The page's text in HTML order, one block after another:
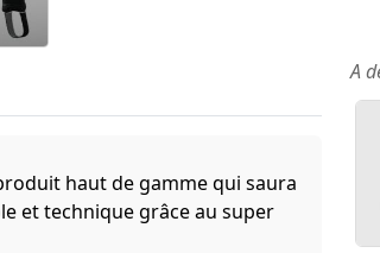
haut de gamme qui saura
et technique grâce au super
A